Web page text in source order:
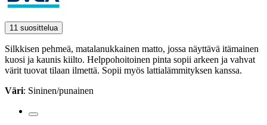
11 suosittelua
Silkkisen pehmeä, matalanukkainen matto, jossa näyttävä itämainen
kuosi ja kaunis kiilto. Helppohoitoinen pinta sopii arkeen ja vahvat
värit tuovat tilaan ilmettä. Sopii myös lattialämmityksen kanssa.
Väri: Sininen/punainen